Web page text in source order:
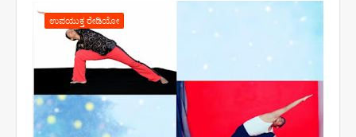
ಉಪಯುಕ್ತ ರೇಡಿಯೋ